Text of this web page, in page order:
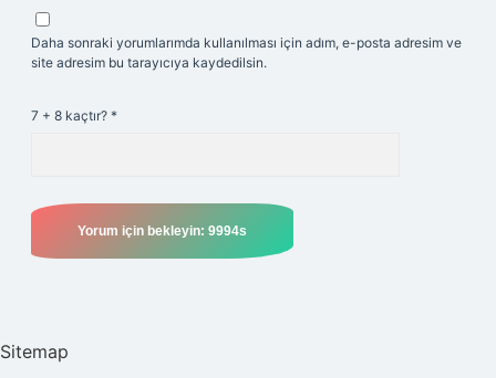
Daha sonraki yorumlarımda kullanılması için adım, e-posta adresim ve
site adresim bu tarayıcıya kaydedilsin.
7 + 8 kaçtır? *
Sitemap